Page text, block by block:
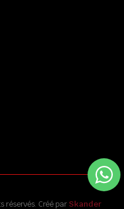
réservés. Créé par Skander